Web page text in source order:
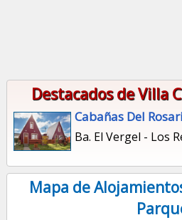
Destacados de Villa
Cabañas Del
Ba. El Vergel - Los
Mapa de